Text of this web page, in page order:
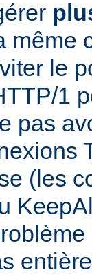
même
le
1
pas
(les